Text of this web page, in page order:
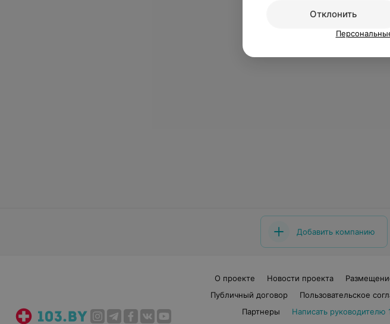
Добавить компанию
О проекте Новости проекта
Публичный договор
Пользовательское
Партнеры
Написать руководителю
Отклонить